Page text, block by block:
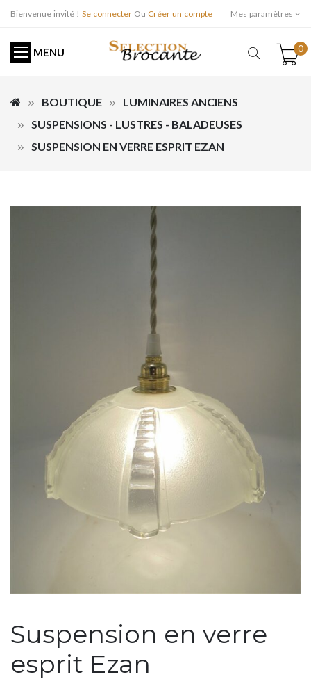
Bienvenue invité ! Se connecter Ou Créer un compte Mes paramètres
MENU 0
BOUTIQUE
LUMINAIRES ANCIENS
SUSPENSIONS - LUSTRES - BALADEUSES
SUSPENSION EN VERRE ESPRIT EZAN
Suspension en verre
esprit Ezan